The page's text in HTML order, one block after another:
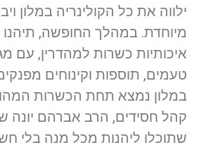
ילווה את כל הקולינריה במלון
מיוחדת. במהלך החופשה,
איכותיות כשרות למהדרין, עם
טעמים, תוספות וקינוחים
במלון נמצא תחת הכשרות
קהל חסידים, הרב אברהם יונה
שתוכלו ליהנות מכל מנה בלי